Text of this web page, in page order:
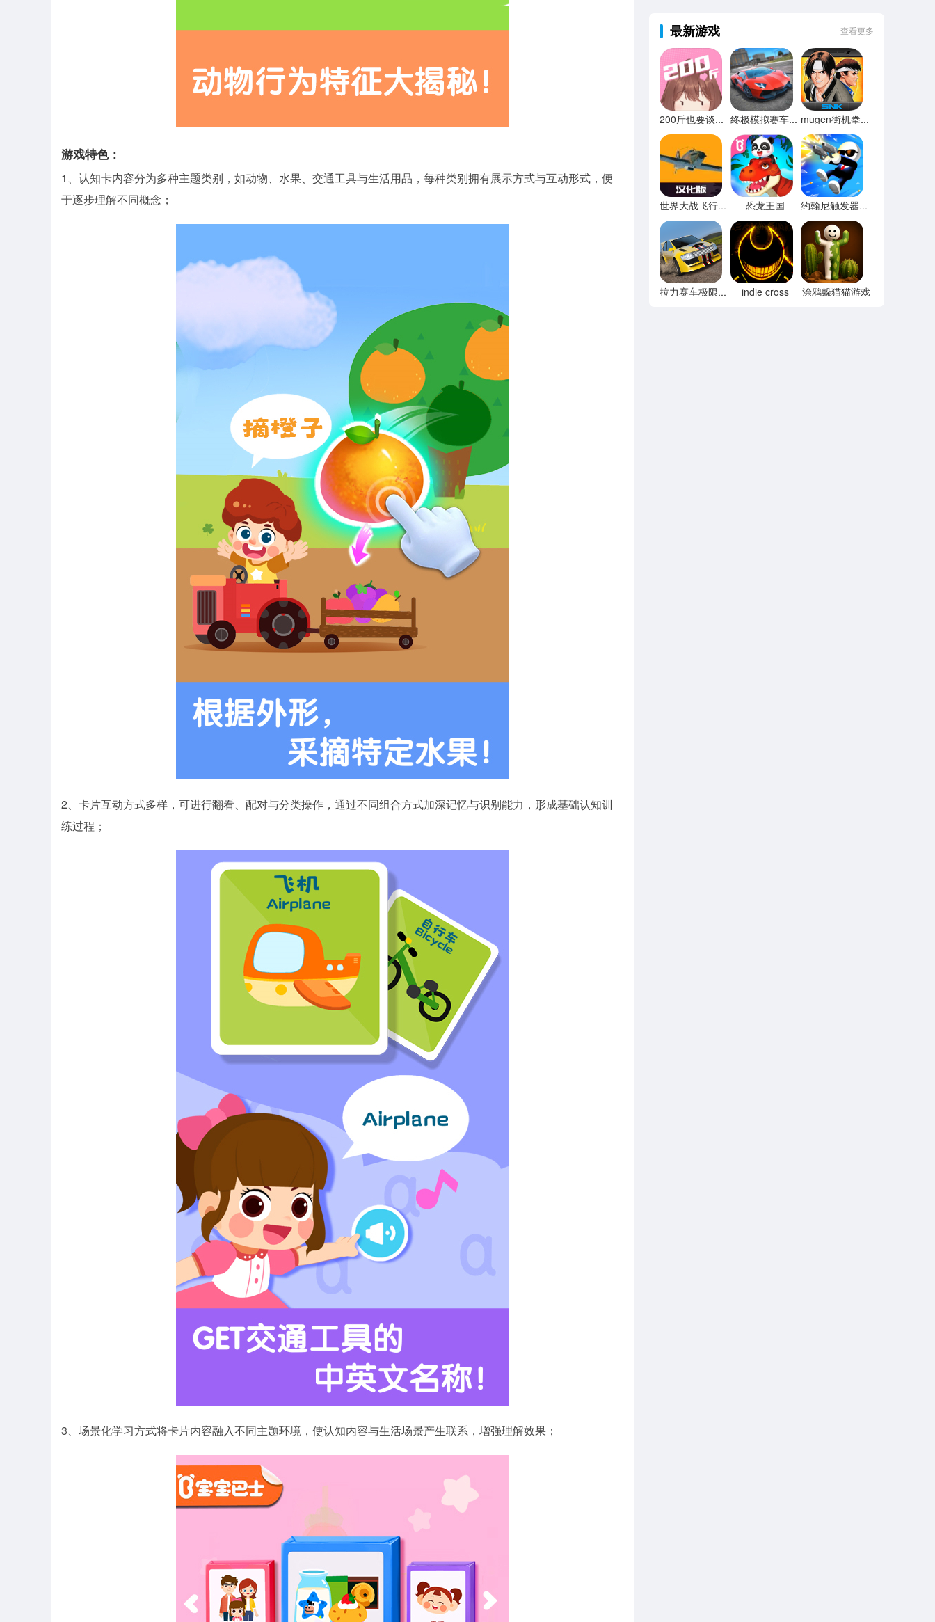
游戏特色：
1、认知卡内容分为多种主题类别，如动物、水果、交通工具与生活用品，每种类别拥有展示方式与互动形式，便
于逐步理解不同概念；
2、卡片互动方式多样，可进行翻看、配对与分类操作，通过不同组合方式加深记忆与识别能力，形成基础认知训
练过程；
3、场景化学习方式将卡片内容融入不同主题环境，使认知内容与生活场景产生联系，增强理解效果；
最新游戏 查看更多
200斤也要谈恋爱免广告 终极模拟赛车无限金币 mugen街机拳皇97
世界大战飞行模拟器内置菜单 恐龙王国 约翰尼触发器无限宝石
拉力赛车极限竞速内置菜单 indie cross 涂鸦躲猫猫游戏